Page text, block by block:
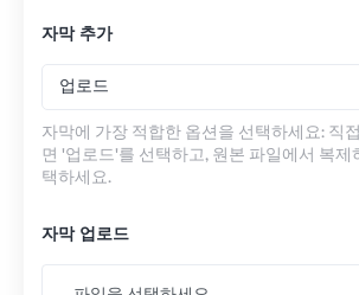
자막 추가
업로드
자막에 가장 적합한 옵션을 선택하세요: 직
면 '업로드'를 선택하고, 원본 파일에서 복제
택하세요.
자막 업로드